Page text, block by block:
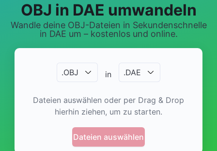
OBJ in DAE umwandeln
Wandle deine OBJ-Dateien in Sekundenschnelle
in DAE um – kostenlos und online.
.OBJ in .DAE
Dateien auswählen oder per Drag & Drop
hierhin ziehen, um zu starten.
Dateien auswählen